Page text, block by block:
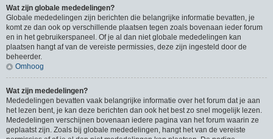
Wat zijn globale mededelingen?
Globale mededelingen zijn berichten die belangrijke informatie bevatten, je
komt ze dan ook op verschillende plaatsen tegen zoals bovenaan ieder forum
en in het gebruikerspaneel. Of je al dan niet globale mededelingen kan
plaatsen hangt af van de vereiste permissies, deze zijn ingesteld door de
beheerder.
Omhoog
Wat zijn mededelingen?
Mededelingen bevatten vaak belangrijke informatie over het forum dat je aan
het lezen bent, je kan deze berichten dan ook het best zo snel mogelijk lezen.
Mededelingen verschijnen bovenaan iedere pagina van het forum waarin ze
geplaatst zijn. Zoals bij globale mededelingen, hangt het van de vereiste